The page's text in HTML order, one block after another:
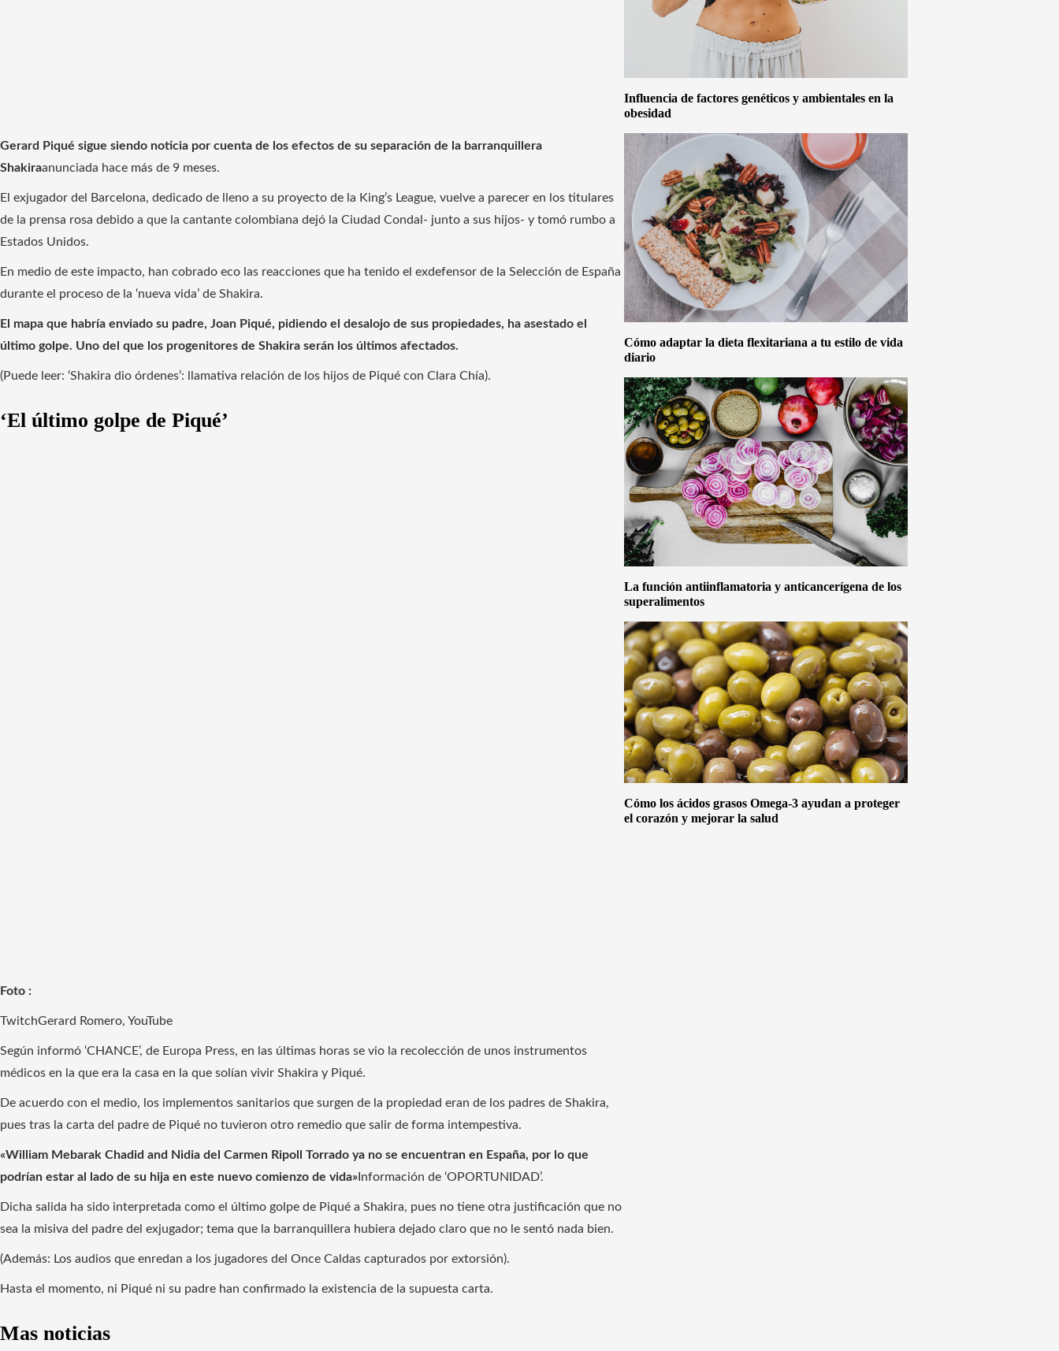
Gerard Piqué sigue siendo noticia por cuenta de los efectos de su separación de la barranquillera
Shakiraanunciada hace más de 9 meses.
El exjugador del Barcelona, ​​​​dedicado de lleno a su proyecto de la King’s League, vuelve a parecer en los titulares
de la prensa rosa debido a que la cantante colombiana dejó la Ciudad Condal- junto a sus hijos- y tomó rumbo a
Estados Unidos.
En medio de este impacto, han cobrado eco las reacciones que ha tenido el exdefensor de la Selección de España
durante el proceso de la ‘nueva vida’ de Shakira.
El mapa que habría enviado su padre, Joan Piqué, pidiendo el desalojo de sus propiedades, ha asestado el
último golpe. Uno del que los progenitores de Shakira serán los últimos afectados.
(Puede leer: ‘Shakira dio órdenes’: llamativa relación de los hijos de Piqué con Clara Chía).
‘El último golpe de Piqué’
Foto :
TwitchGerard Romero, YouTube
Según informó ‘CHANCE’, de Europa Press, en las últimas horas se vio la recolección de unos instrumentos
médicos en la que era la casa en la que solían vivir Shakira y Piqué.
De acuerdo con el medio, los implementos sanitarios que surgen de la propiedad eran de los padres de Shakira,
pues tras la carta del padre de Piqué no tuvieron otro remedio que salir de forma intempestiva.
«William Mebarak Chadid and Nidia del Carmen Ripoll Torrado ya no se encuentran en España, por lo que
podrían estar al lado de su hija en este nuevo comienzo de vida» Información de ‘OPORTUNIDAD’.
Dicha salida ha sido interpretada como el último golpe de Piqué a Shakira, pues no tiene otra justificación que no
sea la misiva del padre del exjugador; tema que la barranquillera hubiera dejado claro que no le sentó nada bien.
(Además: Los audios que enredan a los jugadores del Once Caldas capturados por extorsión).
Hasta el momento, ni Piqué ni su padre han confirmado la existencia de la supuesta carta.
Mas noticias
Influencia de factores genéticos y ambientales en la
obesidad
Cómo adaptar la dieta flexitariana a tu estilo de vida
diario
La función antiinflamatoria y anticancerígena de los
superalimentos
Cómo los ácidos grasos Omega-3 ayudan a proteger
el corazón y mejorar la salud